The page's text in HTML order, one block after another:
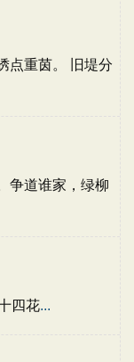
点重茵。 旧堤分
争道谁家，绿柳
四花...